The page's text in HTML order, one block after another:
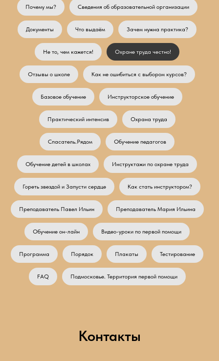
Почему мы? Сведения об образовательной организации
Документы Что выдаём Зачем нужна практика?
Не то, чем кажется! Охране труда честно!
Отзывы о школе Как не ошибиться с выбором курсов?
Базовое обучение Инструкторское обучение
Практический интенсив Охрана труда
Спасатель.Рядом Обучение педагогов
Обучение детей в школах Инструктажи по охране труда
Гореть звездой и Запусти сердце Как стать инструктором?
Преподаватель Павел Ильин Преподаватель Мария Ильина
Обучение он-лайн Видео-уроки по первой помощи
Программа Порядок Плакаты Тестирование
FAQ Подмосковье. Территория первой помощи
Контакты